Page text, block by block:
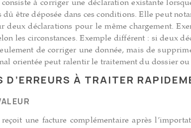
à corriger une déclaration existante
dû être déposée dans ces conditions. Elle peut
deux déclarations pour le même chargement.
les circonstances. Exemple différent : si deux
de corriger une donnée, mais de
orientée peut ralentir le traitement du dossier
D’ERREURS À TRAITER
une facture complémentaire après